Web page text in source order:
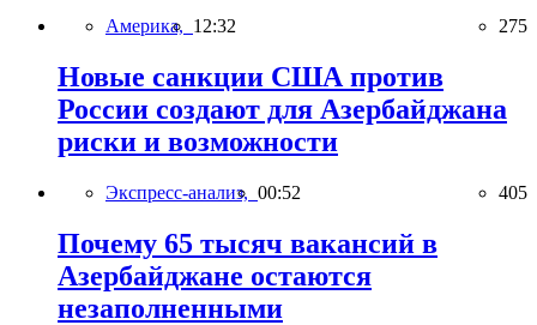
Америка, 12:32 275
Новые санкции США против
России создают для Азербайджана
риски и возможности
Экспресс-анализ, 00:52 405
Почему 65 тысяч вакансий в
Азербайджане остаются
незаполненными